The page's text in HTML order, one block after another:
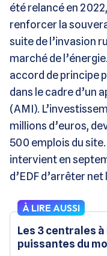
été relancé en
renforcer la
suite de l’invasion
marché de
accord de principe
dans le cadre d’un
(AMI).
millions d’euros,
500 emplois du
intervient en
d’EDF d’arrêter
À LIRE AUSSI
Les 3 centrales
puissantes du